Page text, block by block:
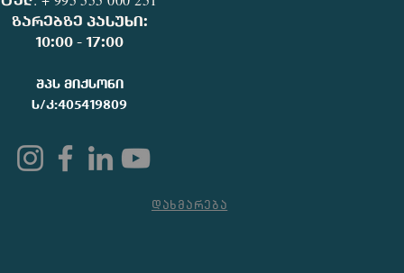
ზარებზე პასუხი:
10:00 - 17:00
შპს მიქსონი
ს/კ:405419809
დახმარება